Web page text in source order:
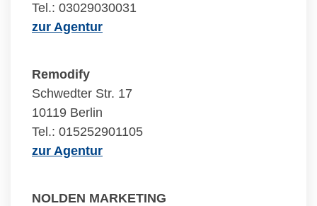
Tel.: 03029030031
zur Agentur
Remodify
Schwedter Str. 17
10119 Berlin
Tel.: 015252901105
zur Agentur
NOLDEN MARKETING